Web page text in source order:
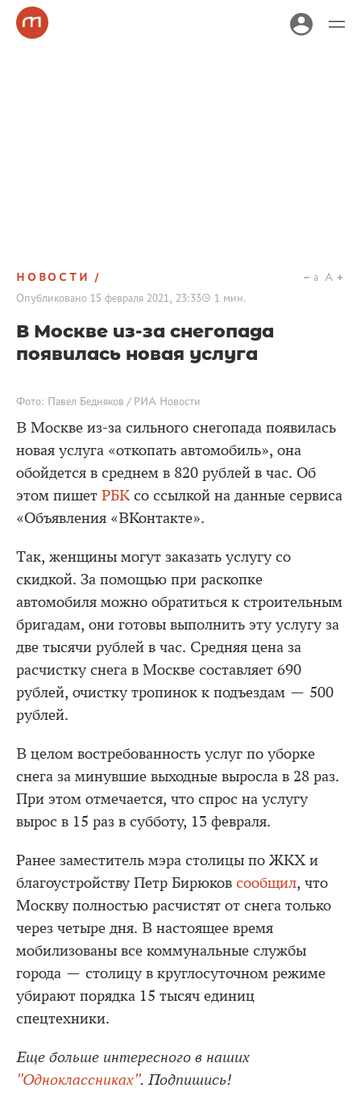
НОВОСТИ
Опубликовано 15 февраля 2021, 23:33 1 мин.
a A
В Москве из-за снегопада
появилась новая услуга
Фото: Павел Бедняков / РИА Новости
В Москве из-за сильного снегопада появилась
новая услуга «откопать автомобиль», она
обойдется в среднем в 820 рублей в час. Об
этом пишет РБКсо ссылкой на данные сервиса
«Объявления «ВКонтакте».
Так, женщины могут заказать услугу со
скидкой. За помощью при раскопке
автомобиля можно обратиться к строительным
бригадам, они готовы выполнить эту услугу за
две тысячи рублей в час. Средняя цена за
расчистку снега в Москве составляет 690
рублей, очистку тропинок к подъездам — 500
рублей.
В целом востребованность услуг по уборке
снега за минувшие выходные выросла в 28 раз.
При этом отмечается, что спрос на услугу
вырос в 15 раз в субботу, 13 февраля.
Ранее заместитель мэра столицы по ЖКХ и
благоустройству Петр Бирюков сообщил, что
Москву полностью расчистят от снега только
через четыре дня. В настоящее время
мобилизованы все коммунальные службы
города — столицу в круглосуточном режиме
убирают порядка 15 тысяч единиц
спецтехники.
Еще больше интересного в наших
"Одноклассниках". Подпишись!